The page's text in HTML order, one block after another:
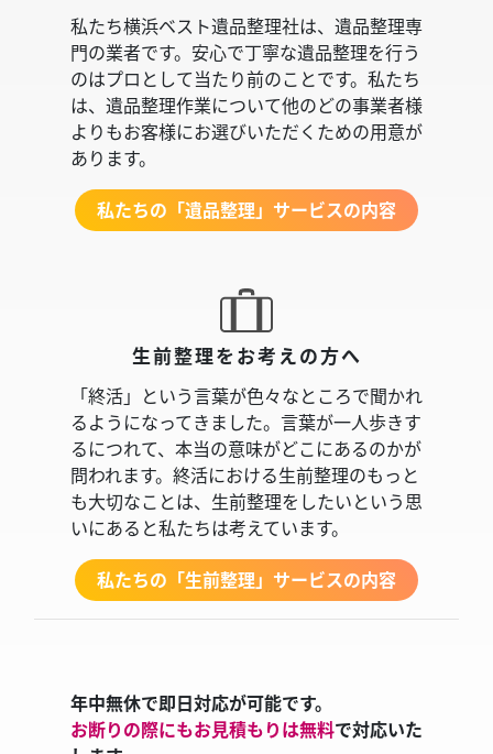
私たち横浜ベスト遺品整理社は、遺品整理専
門の業者です。安心で丁寧な遺品整理を行う
のはプロとして当たり前のことです。私たち
は、遺品整理作業について他のどの事業者様
よりもお客様にお選びいただくための用意が
あります。
私たちの「遺品整理」サービスの内容
生前整理をお考えの方へ
「終活」という言葉が色々なところで聞かれ
るようになってきました。言葉が一人歩きす
るにつれて、本当の意味がどこにあるのかが
問われます。終活における生前整理のもっと
も大切なことは、生前整理をしたいという思
いにあると私たちは考えています。
私たちの「生前整理」サービスの内容
年中無休で即日対応が可能です。
お断りの際にもお見積もりは無料で対応いた